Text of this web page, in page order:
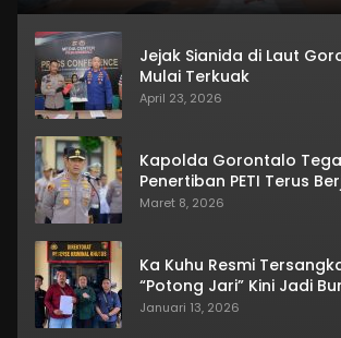
Jejak Sianida di Laut
Mulai Terkuak
April 23, 2026
Kapolda Gorontalo
Penertiban PETI Terus
Maret 8, 2026
Ka Kuhu Resmi
“Potong Jari” Kini Jadi
Januari 13, 2026